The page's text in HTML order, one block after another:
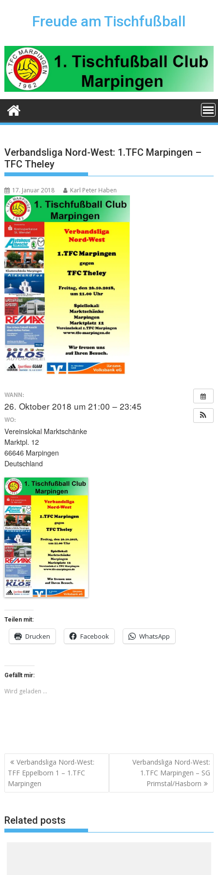
Freude am Tischfußball
Verbandsliga Nord-West: 1.TFC Marpingen –
TFC Theley
17. Januar 2018 Karl Peter Haben
WANN:
26. Oktober 2018 um 21:00 – 23:45
WO:
Vereinslokal Marktschänke
Marktpl. 12
66646 Marpingen
Deutschland
Teilen mit:
Drucken Facebook WhatsApp
Gefällt mir:
Wird geladen …
Beitragsnavigation
Verbandsliga Nord-West:
TFF Eppelborn 1 – 1.TFC
Marpingen
Verbandsliga Nord-West:
1.TFC Marpingen – SG
Primstal/Hasborn
Related posts